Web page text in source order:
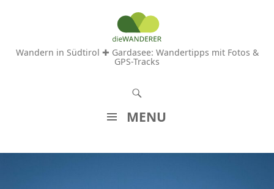
Wandern in Südtirol ✚ Gardasee: Wandertipps mit Fotos &
GPS-Tracks
MENU